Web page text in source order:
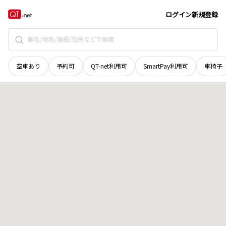
ログイン新規登録
空車あり 予約可 QT-net利用可 SmartPay利用可 車椅子
群馬県